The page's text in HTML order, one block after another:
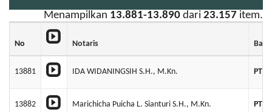
Menampilkan 13.881-13.890 dari 23.157 item.
No Notaris
13881 IDA WIDANINGSIH S.H., M.Kn. PT
13882 Marichicha Puicha L. Sianturi S.H., M.Kn. PT